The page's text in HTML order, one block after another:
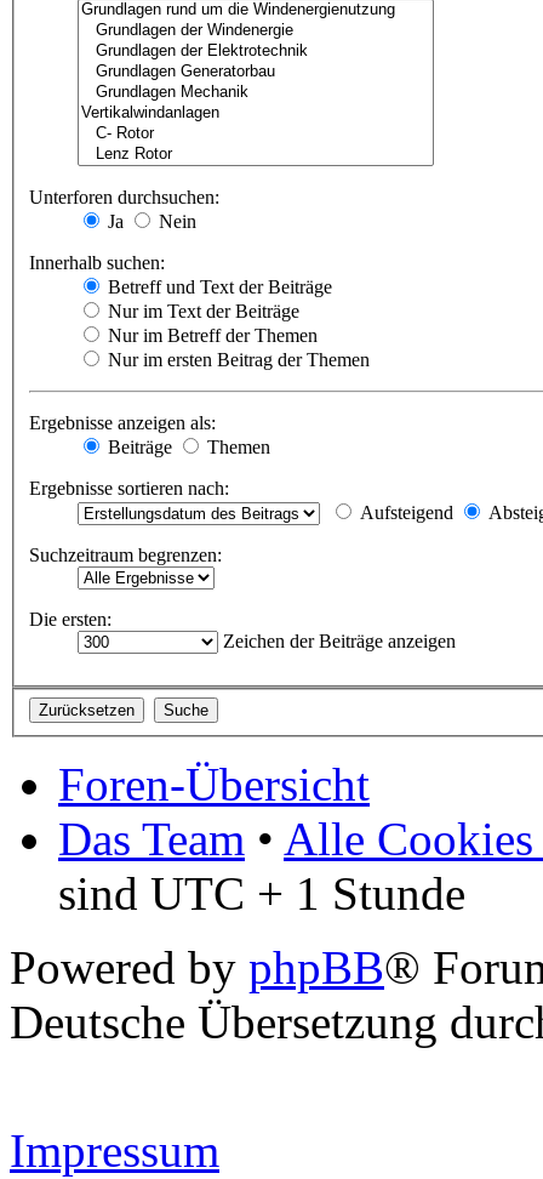
Unterforen durchsuchen:
Ja
Nein
Innerhalb suchen:
Betreff und Text der Beiträge
Nur im Text der Beiträge
Nur im Betreff der Themen
Nur im ersten Beitrag der Themen
Ergebnisse anzeigen als:
Beiträge
Themen
Ergebnisse sortieren nach:
Aufsteigend
Suchzeitraum begrenzen:
Die ersten:
Zeichen der Beiträge anzeigen
Foren-Übersicht
Das Team • Alle Cookies
sind UTC + 1 Stunde
Powered by phpBB®
Deutsche Übersetzung
Impressum